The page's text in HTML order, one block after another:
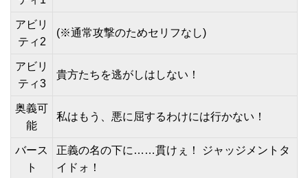
アビリ
ティ2
(※通常攻撃のためセリフなし)
アビリ
ティ3
貴方たちを逃がしはしない！
奥義可
能
私はもう、悪に屈するわけには行かない！
バース
ト
正義の名の下に……貫けぇ！ ジャッジメントタ
イドォ！